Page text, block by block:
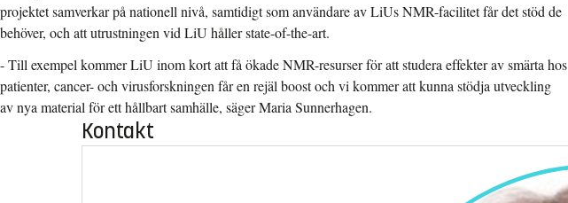
projektet samverkar på nationell nivå, samtidigt som användare av LiUs NMR-facilitet får det stöd de
behöver, och att utrustningen vid LiU håller state-of-the-art.
- Till exempel kommer LiU inom kort att få ökade NMR-resurser för att studera effekter av smärta hos
patienter, cancer- och virusforskningen får en rejäl boost och vi kommer att kunna stödja utveckling
av nya material för ett hållbart samhälle, säger Maria Sunnerhagen.
Kontakt